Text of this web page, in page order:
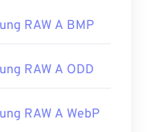
RAW A BMP
RAW A ODD
RAW A WebP